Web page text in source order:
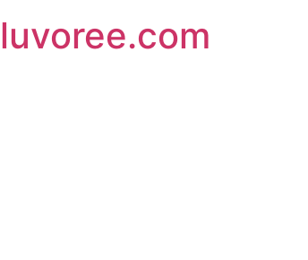
to
content
luvoree.com